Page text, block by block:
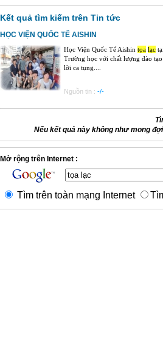
Kết quả tìm kiếm trên Tin tức
HỌC VIỆN QUỐC TẾ AISHIN
Học Viện Quốc Tế Aishin tọa lạc
Trường học với chất lượng đào
lời ca tụng....
Nguồn tin : -/-
Nếu kết quả này không như mong
Mở rộng trên Internet :
Tìm trên toàn mạng Internet